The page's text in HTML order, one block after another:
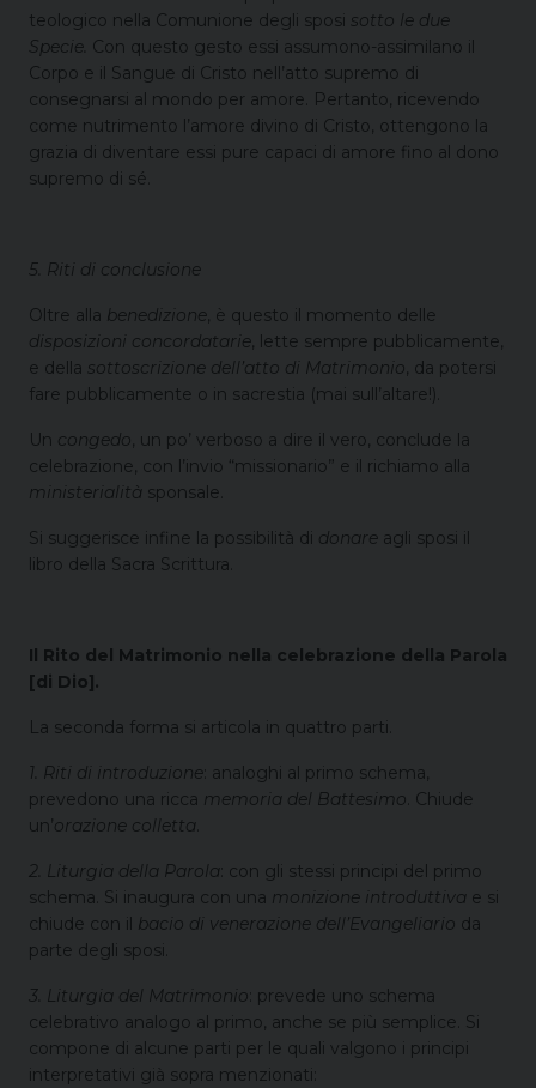
teologico nella Comunione degli sposi sotto le due
Specie. Con questo gesto essi assumono-assimilano il
Corpo e il Sangue di Cristo nell’atto supremo di
consegnarsi al mondo per amore. Pertanto, ricevendo
come nutrimento l’amore divino di Cristo, ottengono la
grazia di diventare essi pure capaci di amore fino al dono
supremo di sé.
5. Riti di conclusione
Oltre alla benedizione, è questo il momento delle
disposizioni concordatarie, lette sempre pubblicamente,
e della sottoscrizione dell’atto di Matrimonio, da potersi
fare pubblicamente o in sacrestia (mai sull’altare!).
Un congedo, un po’ verboso a dire il vero, conclude la
celebrazione, con l’invio “missionario” e il richiamo alla
ministerialità sponsale.
Si suggerisce infine la possibilità di donare agli sposi il
libro della Sacra Scrittura.
Il Rito del Matrimonio nella celebrazione della Parola
[di Dio].
La seconda forma si articola in quattro parti.
1. Riti di introduzione : analoghi al primo schema,
prevedono una ricca memoria del Battesimo . Chiude
un’ orazione colletta
2. Liturgia della Parola : con gli stessi principi del primo
schema. Si inaugura con una monizione introduttiva e si
chiude con il bacio di venerazione dell’Evangeliario da
parte degli sposi.
3. Liturgia del Matrimonio : prevede uno schema
celebrativo analogo al primo, anche se più semplice. Si
compone di alcune parti per le quali valgono i principi
interpretativi già sopra menzionati: